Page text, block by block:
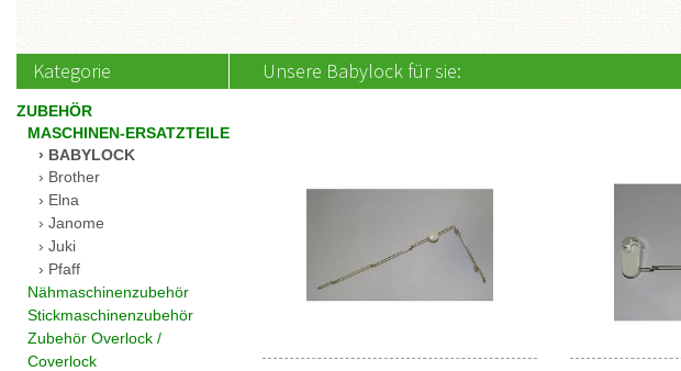
Kategorie Unsere Babylock für sie:
ZUBEHÖR
MASCHINEN-ERSATZTEILE
BABYLOCK
Brother
Elna
Janome
Juki
Pfaff
Nähmaschinenzubehör
Stickmaschinenzubehör
Zubehör Overlock /
Coverlock